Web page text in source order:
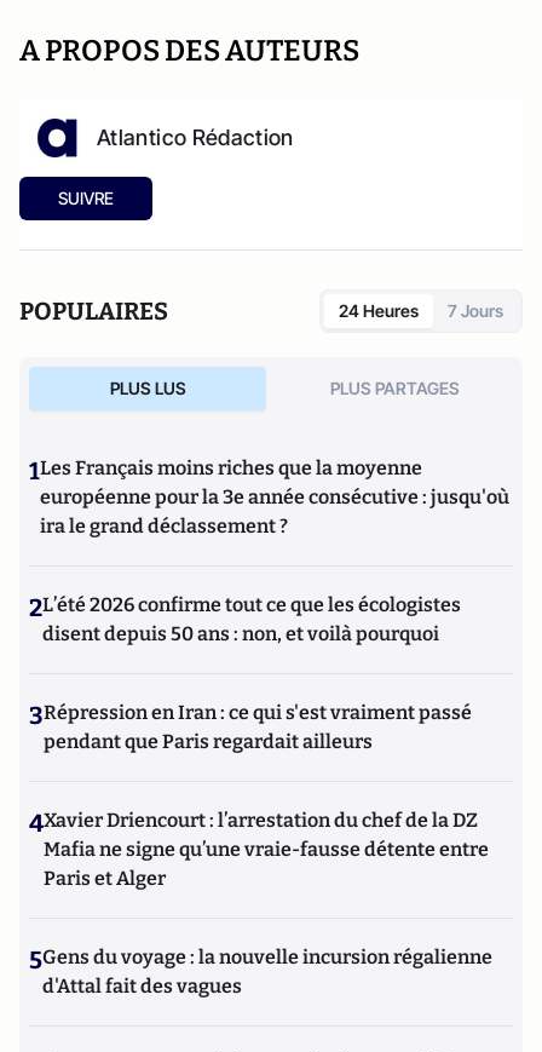
A PROPOS DES AUTEURS
Atlantico Rédaction
SUIVRE
POPULAIRES 24 Heures 7 Jours
PLUS LUS PLUS PARTAGES
1Les Français moins riches que la moyenne
européenne pour la 3e année consécutive : jusqu'où
ira le grand déclassement ?
2L’été 2026 confirme tout ce que les écologistes
disent depuis 50 ans : non, et voilà pourquoi
3Répression en Iran : ce qui s'est vraiment passé
pendant que Paris regardait ailleurs
4Xavier Driencourt : l’arrestation du chef de la DZ
Mafia ne signe qu’une vraie-fausse détente entre
Paris et Alger
5Gens du voyage : la nouvelle incursion régalienne
d'Attal fait des vagues